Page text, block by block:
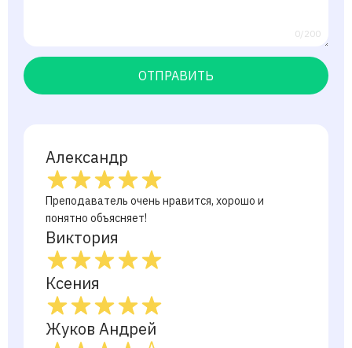
0/200
ОТПРАВИТЬ
Александр
Преподаватель очень нравится, хорошо и
понятно объясняет!
Виктория
Ксения
Жуков Андрей